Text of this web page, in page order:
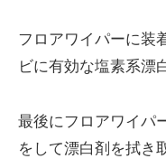
フロアワイパーに装
ビに有効な塩素系漂
最後にフロアワイパ
をして漂白剤を拭き